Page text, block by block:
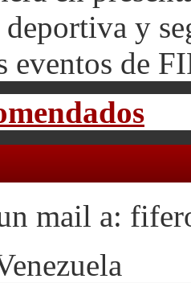
deportiva y
eventos de
mail a: